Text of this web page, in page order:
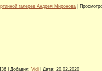
галерее Андрея Миронова
|Добавил: Vidi |Дата: 20.02.2020